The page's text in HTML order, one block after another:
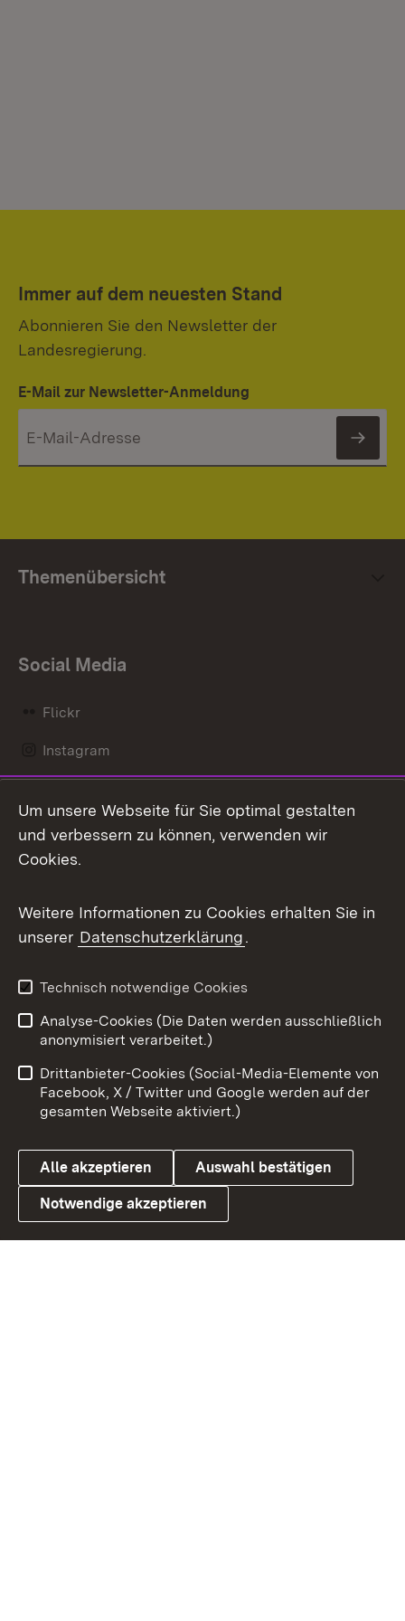
Immer auf dem neuesten Stand
Abonnieren Sie den Newsletter der
Landesregierung.
E-Mail zur Newsletter-Anmeldung
Themenübersicht
Social Media
Flickr
Instagram
Mastodon
Messenger
Social Wall
X / Twitter
Youtube
Link zum Landesportal
Benutzungshinweise
Barrierefreiheit
Datenschutz
Cookies
Um unsere Webseite für Sie optimal gestalten
und verbessern zu können, verwenden wir
Cookies.
Weitere Informationen zu Cookies erhalten Sie in
unserer Datenschutzerklärung.
Technisch notwendige Cookies
Analyse-Cookies (Die Daten werden ausschließlich
anonymisiert verarbeitet.)
Drittanbieter-Cookies (Social-Media-Elemente von
Facebook, X / Twitter und Google werden auf der
gesamten Webseite aktiviert.)
Alle akzeptieren Auswahl bestätigen
Notwendige akzeptieren